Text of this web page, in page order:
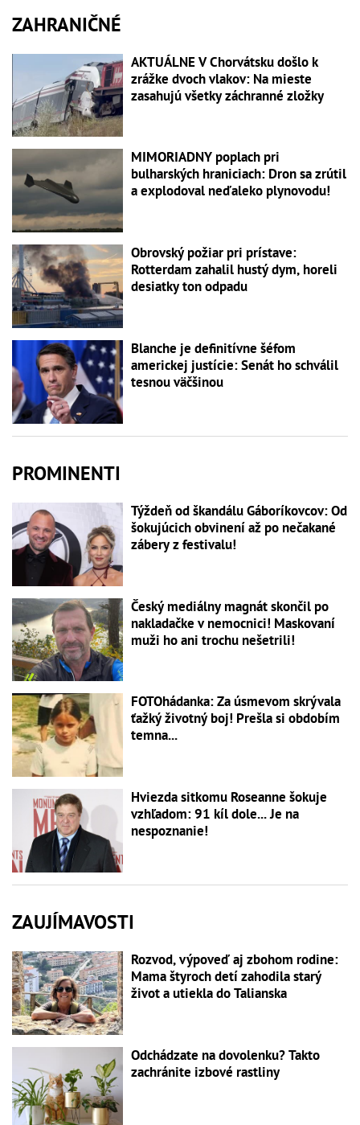
ZAHRANIČNÉ
AKTUÁLNE V Chorvátsku došlo k
zrážke dvoch vlakov: Na mieste
zasahujú všetky záchranné zložky
MIMORIADNY poplach pri
bulharských hraniciach: Dron sa zrútil
a explodoval neďaleko plynovodu!
Obrovský požiar pri prístave:
Rotterdam zahalil hustý dym, horeli
desiatky ton odpadu
Blanche je definitívne šéfom
americkej justície: Senát ho schválil
tesnou väčšinou
PROMINENTI
Týždeň od škandálu Gáboríkovcov: Od
šokujúcich obvinení až po nečakané
zábery z festivalu!
Český mediálny magnát skončil po
nakladačke v nemocnici! Maskovaní
muži ho ani trochu nešetrili!
FOTOhádanka: Za úsmevom skrývala
ťažký životný boj! Prešla si obdobím
temna...
Hviezda sitkomu Roseanne šokuje
vzhľadom: 91 kíl dole... Je na
nespoznanie!
ZAUJÍMAVOSTI
Rozvod, výpoveď aj zbohom rodine:
Mama štyroch detí zahodila starý
život a utiekla do Talianska
Odchádzate na dovolenku? Takto
zachránite izbové rastliny